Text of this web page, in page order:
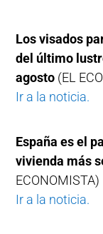
Los visados
del último
agosto (EL
Ir a la noticia.
España es el
vivienda más
ECONOMISTA)
Ir a la noticia.